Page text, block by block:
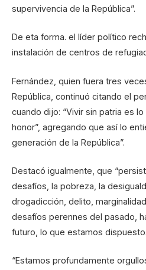
supervivencia de la República”.
De eta forma. el líder político
instalación de centros de
Fernández, quien fuera tres
República, continuó citando el
cuando dijo: “Vivir sin patria es
honor”, agregando que así lo
generación de la República”.
Destacó igualmente, que
desafíos, la pobreza, la
drogadicción, delito,
desafíos perennes del pasado,
futuro, lo que estamos
“Estamos profundamente